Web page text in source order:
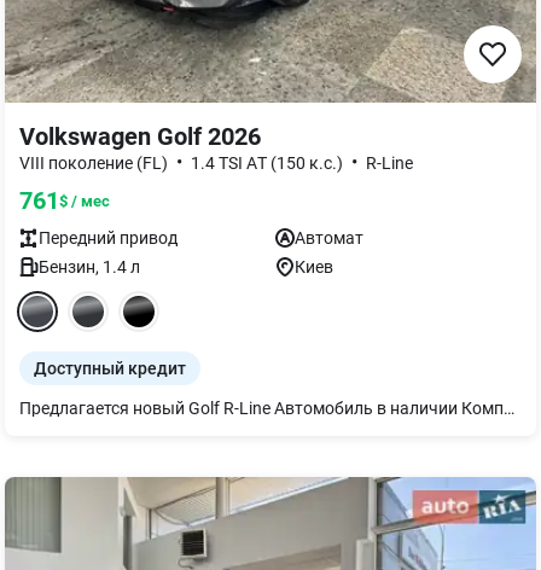
Volkswagen Golf 2026
VIII поколение (FL) • 1.4 TSI AТ (150 к.с.) • R-Line
761 $ / мес
Передний привод
Автомат
Бензин, 1.4л Киев
Доступный кредит
Предлагается новый Golf R-Line Автомобиль в наличии Комплектация: - Матричные фары IQ.Light - Пакет "Easy Open" - App-Connect: Apple CarPlay/Android Auto вкл. App-Connect Wireless - Digital Cockpit Pro: цифровая панель приборов 10,2 дюйма - Адаптивный круиз-контроль ACC - Камера заднего вида "Rear View" - Ассистент дальнего света "Light Assist" - Ассистент удержания полосы движения "Lane Assist" - Внешние зеркала с электроскладыванием - Климат-контроль 3 зонный Air Care Climatronic - Медиасистема 'Ready 2 Discover" с 12.9 - Мультифункциональный кожаный руль с функцией подогрева - Парктроник передний и задний - Фоновое освещение интерьера - Парковочный ассистент "Park Assist"